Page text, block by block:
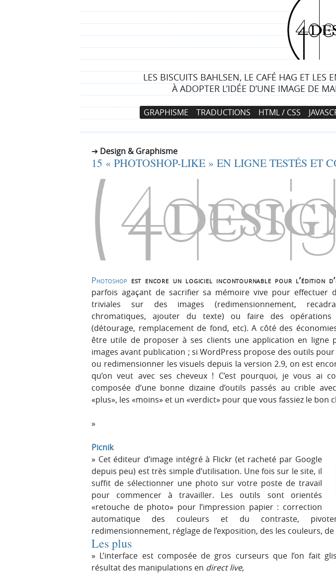
LES BISCUITS BAHLSEN, LE CAFÉ HAG ET LES
À ADOPTER L’IDÉE D’UNE IMAGE DE
GRAPHISME TRADUCTIONS HTML / CSS
Design & Graphisme
15 « PHOTOSHOP-LIKE » EN LIGNE TESTÉS ET
Photoshop est encore un logiciel incontournable pour l’édition
parfois agaçant de sacrifier sa mémoire vive pour effectuer
triviales sur des images (redimensionnement,
chromatiques, ajouter du texte) ou faire des opérations
(détourage, remplacement de fond, etc). A côté des
être utile de proposer à ses clients une application en ligne
images avant publication ; si WordPress propose des outils
ou redimensionner les visuels depuis la version 2.9, on est
qu’on veut avec ses cheveux ! C’est pourquoi, je vous ai
composée d’une bonne dizaine d’outils passés au crible
«plus», les «moins» et un «verdict» pour que vous fassiez le bon
Picnik
Cet éditeur d’image intégré à Flickr (et racheté par Google
depuis peu) est très simple d’utilisation. Une fois sur le site, il
suffit de sélectionner une photo sur votre poste de travail
pour commencer à travailler. Les outils sont orientés
«retouche de photo» pour l’impression papier : correction
automatique des couleurs et du contraste,
redimensionnement, réglage de l’exposition, des les couleurs,
Les plus
L’interface est composée de gros curseurs que l’on fait
résultat des manipulations en direct live,